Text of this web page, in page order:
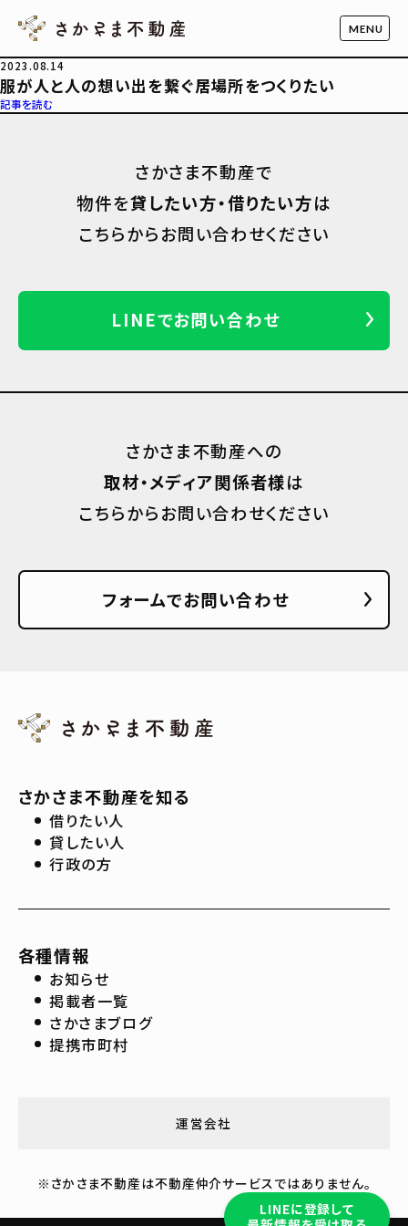
2023.08.14
服が人と人の想い出を繋ぐ居場所をつくりたい
記事を読む
LINEに登録して
さかさま不動産で
物件を貸したい方・借りたい方は
こちらからお問い合わせください
LINEでお問い合わせ
さかさま不動産への
取材・メディア関係者様は
こちらからお問い合わせください
フォームでお問い合わせ
さかさま不動産を知る
借りたい人
貸したい人
行政の方
各種情報
お知らせ
掲載者一覧
さかさまブログ
提携市町村
運営会社
※さかさま不動産は不動産仲介サービスではありません。